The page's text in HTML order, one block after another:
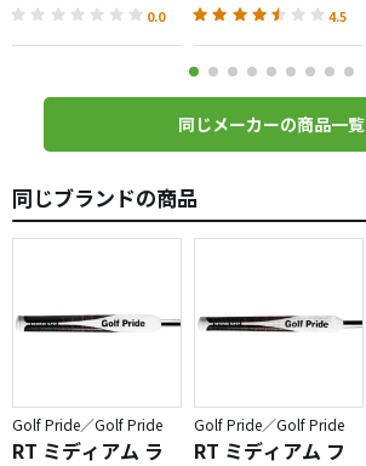
0.0 4.5
同じメーカーの商品一覧
同じブランドの商品
Golf Pride／Golf Pride
RT ミディアム ラ
Golf Pride／Golf Pride
RT ミディアム フ